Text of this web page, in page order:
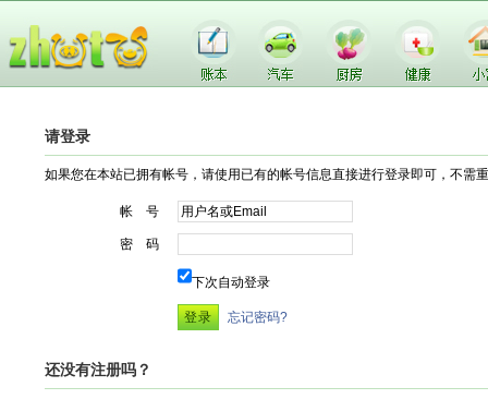
请登录
如果您在本站已拥有帐号，请使用已有的帐号信息直接进行登录即可，不需
帐 号
密 码
下次自动登录
忘记密码?
还没有注册吗？